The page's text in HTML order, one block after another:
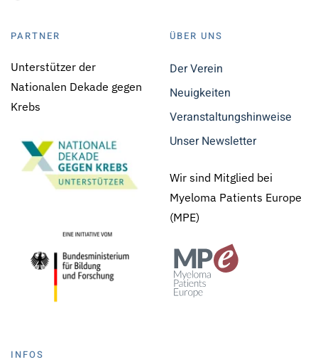
PARTNER
Unterstützer der
Nationalen Dekade gegen
Krebs
ÜBER UNS
Der Verein
Neuigkeiten
Veranstaltungshinweise
Unser Newsletter
Wir sind Mitglied bei
Myeloma Patients Europe
(MPE)
INFOS